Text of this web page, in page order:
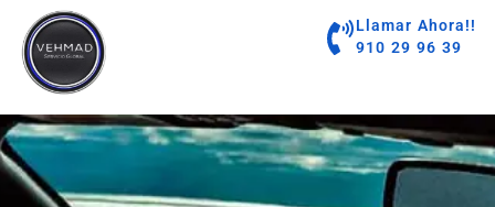
contenido
Llamar Ahora!!
910 29 96 39